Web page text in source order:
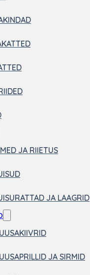
JA RIIETUS
JA LAAGRID
JA SIRMID